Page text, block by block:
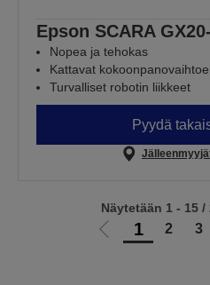
Epson SCARA
Nopea ja tehokas
Kattavat
Turvalliset robotin liikkeet
Pyydä
Siirry1 2 3
Näytetään 1 - 15